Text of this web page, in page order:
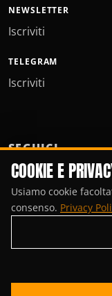
NEWSLETTER
Iscriviti
TELEGRAM
Iscriviti
SEGUICI
COOKIE E
Usiamo cookie
consenso. Privacy